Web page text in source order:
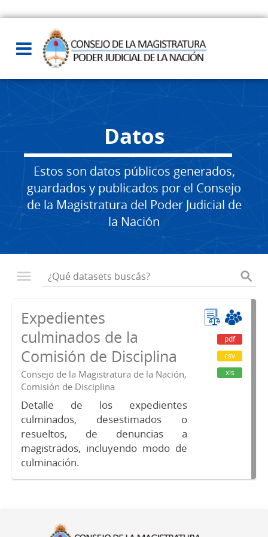
Datos
Estos son datos públicos generados,
guardados y publicados por el Consejo
de la Magistratura del Poder Judicial de
la Nación
Expedientes
culminados de la
Comisión de Disciplina
Consejo de la Magistratura de la Nación,
Comisión de Disciplina
Detalle de los expedientes
culminados, desestimados o
resueltos, de denuncias a
magistrados, incluyendo modo de
culminación.
pdf
csv
xls